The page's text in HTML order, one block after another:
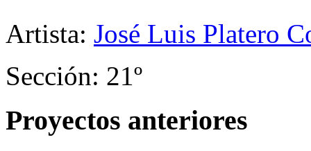
Artista: José Luis Platero
Sección: 21º
Proyectos anteriores